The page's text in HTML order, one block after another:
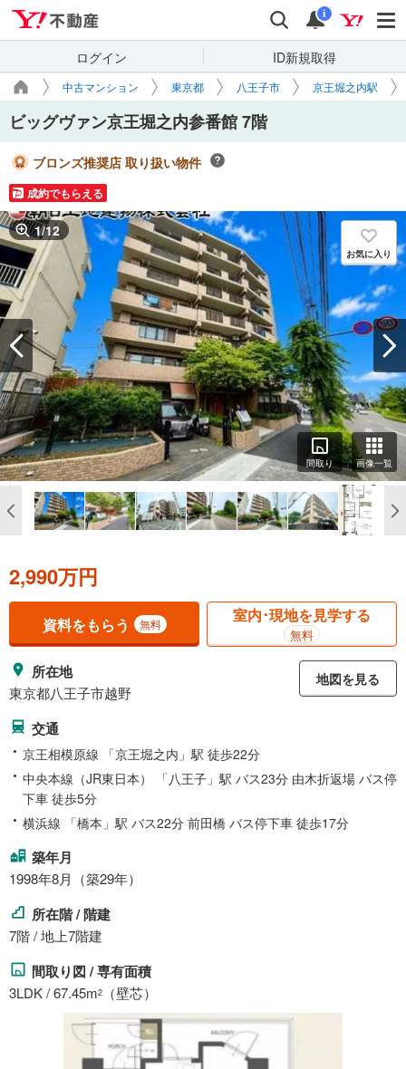
検索 通知
i
ログイン ID新規取得
中古マンション 東京都 八王子市 京王堀之内駅
ビッグヴァン京王堀之内参番館 7階
ブロンズ推奨店 取り扱い物件
成約でもらえる
1/12
お気に入り
間取り 画像一覧
2,990万円
資料をもらう 無料 室内･現地を見学する
無料
所在地
東京都八王子市越野
地図を見る
交通
京王相模原線 「京王堀之内」駅 徒歩22分
中央本線（JR東日本） 「八王子」駅 バス23分 由木折返場 バス停
下車 徒歩5分
横浜線 「橋本」駅 バス22分 前田橋 バス停下車 徒歩17分
築年月
1998年8月（築29年）
所在階 / 階建
7階 / 地上7階建
間取り図 / 専有面積
3LDK / 67.45m2 （壁芯）